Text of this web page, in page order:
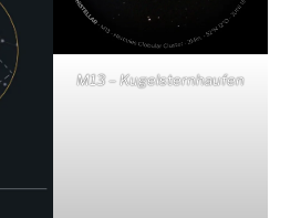
M13 – Kugelsternhaufen